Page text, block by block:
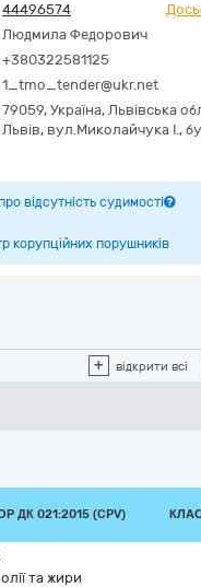
44496574
Людмила Федорович
+380322581125
1_tmo_tender@ukr.net
79059, Україна, Львівська
Львів, вул.Миколайчука І.,
відсутність судимості
корупційних порушників
+ відкрити всі
ДК 021:2015 (CPV)
та жири